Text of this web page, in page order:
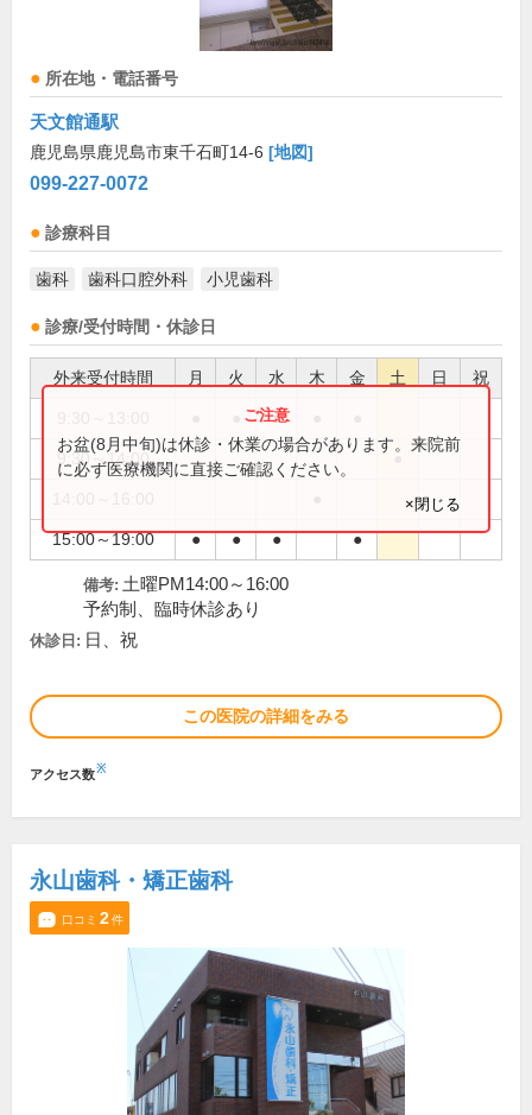
所在地・電話番号
天文館通駅
鹿児島県鹿児島市東千石町14-6 [地図]
099-227-0072
診療科目
歯科 歯科口腔外科 小児歯科
診療/受付時間・休診日
外来受付時間 月 火 水 木 金 土 日 祝
●
9:30～14:00 ●
15:00～19:00 ● ● ● ●
お盆(8月中旬)は休診・休業の場合があります。来院前
に必ず医療機関に直接ご確認ください。
×閉じる
備考: 土曜PM14:00～16:00
予約制、臨時休診あり
休診日: 日、祝
この医院の詳細をみる
アクセス数※
永山歯科・矯正歯科
口コミ 2件